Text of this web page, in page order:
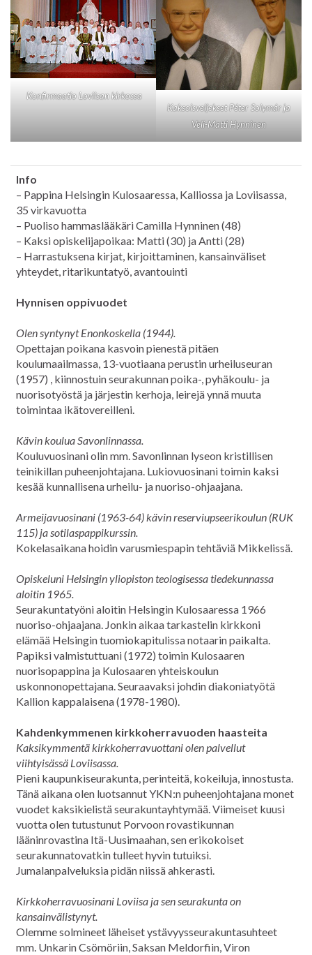
Konfirmaatio Loviisan kirkossa
Kaksoisveljekset Péter Solymár ja
Veli-Matti Hynninen
Info
– Pappina Helsingin Kulosaaressa, Kalliossa ja Loviisassa,
35 virkavuotta
– Puoliso hammaslääkäri Camilla Hynninen (48)
– Kaksi opiskelijapoikaa: Matti (30) ja Antti (28)
– Harrastuksena kirjat, kirjoittaminen, kansainväliset
yhteydet, ritarikuntatyö, avantouinti
Hynnisen oppivuodet
Olen syntynyt Enonkoskella (1944).
Opettajan poikana kasvoin pienestä pitäen
koulumaailmassa, 13-vuotiaana perustin urheiluseuran
(1957) , kiinnostuin seurakunnan poika-, pyhäkoulu- ja
nuorisotyöstä ja järjestin kerhoja, leirejä ynnä muuta
toimintaa ikätovereilleni.
Kävin koulua Savonlinnassa.
Kouluvuosinani olin mm. Savonlinnan lyseon kristillisen
teinikillan puheenjohtajana. Lukiovuosinani toimin kaksi
kesää kunnallisena urheilu- ja nuoriso-ohjaajana.
Armeijavuosinani (1963-64) kävin reserviupseerikoulun (RUK
115) ja sotilaspappikurssin.
Kokelasaikana hoidin varusmiespapin tehtäviä Mikkelissä.
Opiskeluni Helsingin yliopiston teologisessa tiedekunnassa
aloitin 1965.
Seurakuntatyöni aloitin Helsingin Kulosaaressa 1966
nuoriso-ohjaajana. Jonkin aikaa tarkastelin kirkkoni
elämää Helsingin tuomiokapitulissa notaarin paikalta.
Papiksi valmistuttuani (1972) toimin Kulosaaren
nuorisopappina ja Kulosaaren yhteiskoulun
uskonnonopettajana. Seuraavaksi johdin diakoniatyötä
Kallion kappalaisena (1978-1980).
Kahdenkymmenen kirkkoherravuoden haasteita
Kaksikymmentä kirkkoherravuottani olen palvellut
viihtyisässä Loviisassa.
Pieni kaupunkiseurakunta, perinteitä, kokeiluja, innostusta.
Tänä aikana olen luotsannut YKN:n puheenjohtajana monet
vuodet kaksikielistä seurakuntayhtymää. Viimeiset kuusi
vuotta olen tutustunut Porvoon rovastikunnan
lääninrovastina Itä-Uusimaahan, sen erikokoiset
seurakunnatovatkin tulleet hyvin tutuiksi.
Jumalanpalveluksia pidän niissä ahkerasti.
Kirkkoherravuosinani Loviisa ja sen seurakunta on
kansainvälistynyt.
Olemme solmineet läheiset ystävyysseurakuntasuhteet
mm. Unkarin Csömöriin, Saksan Meldorfiin, Viron